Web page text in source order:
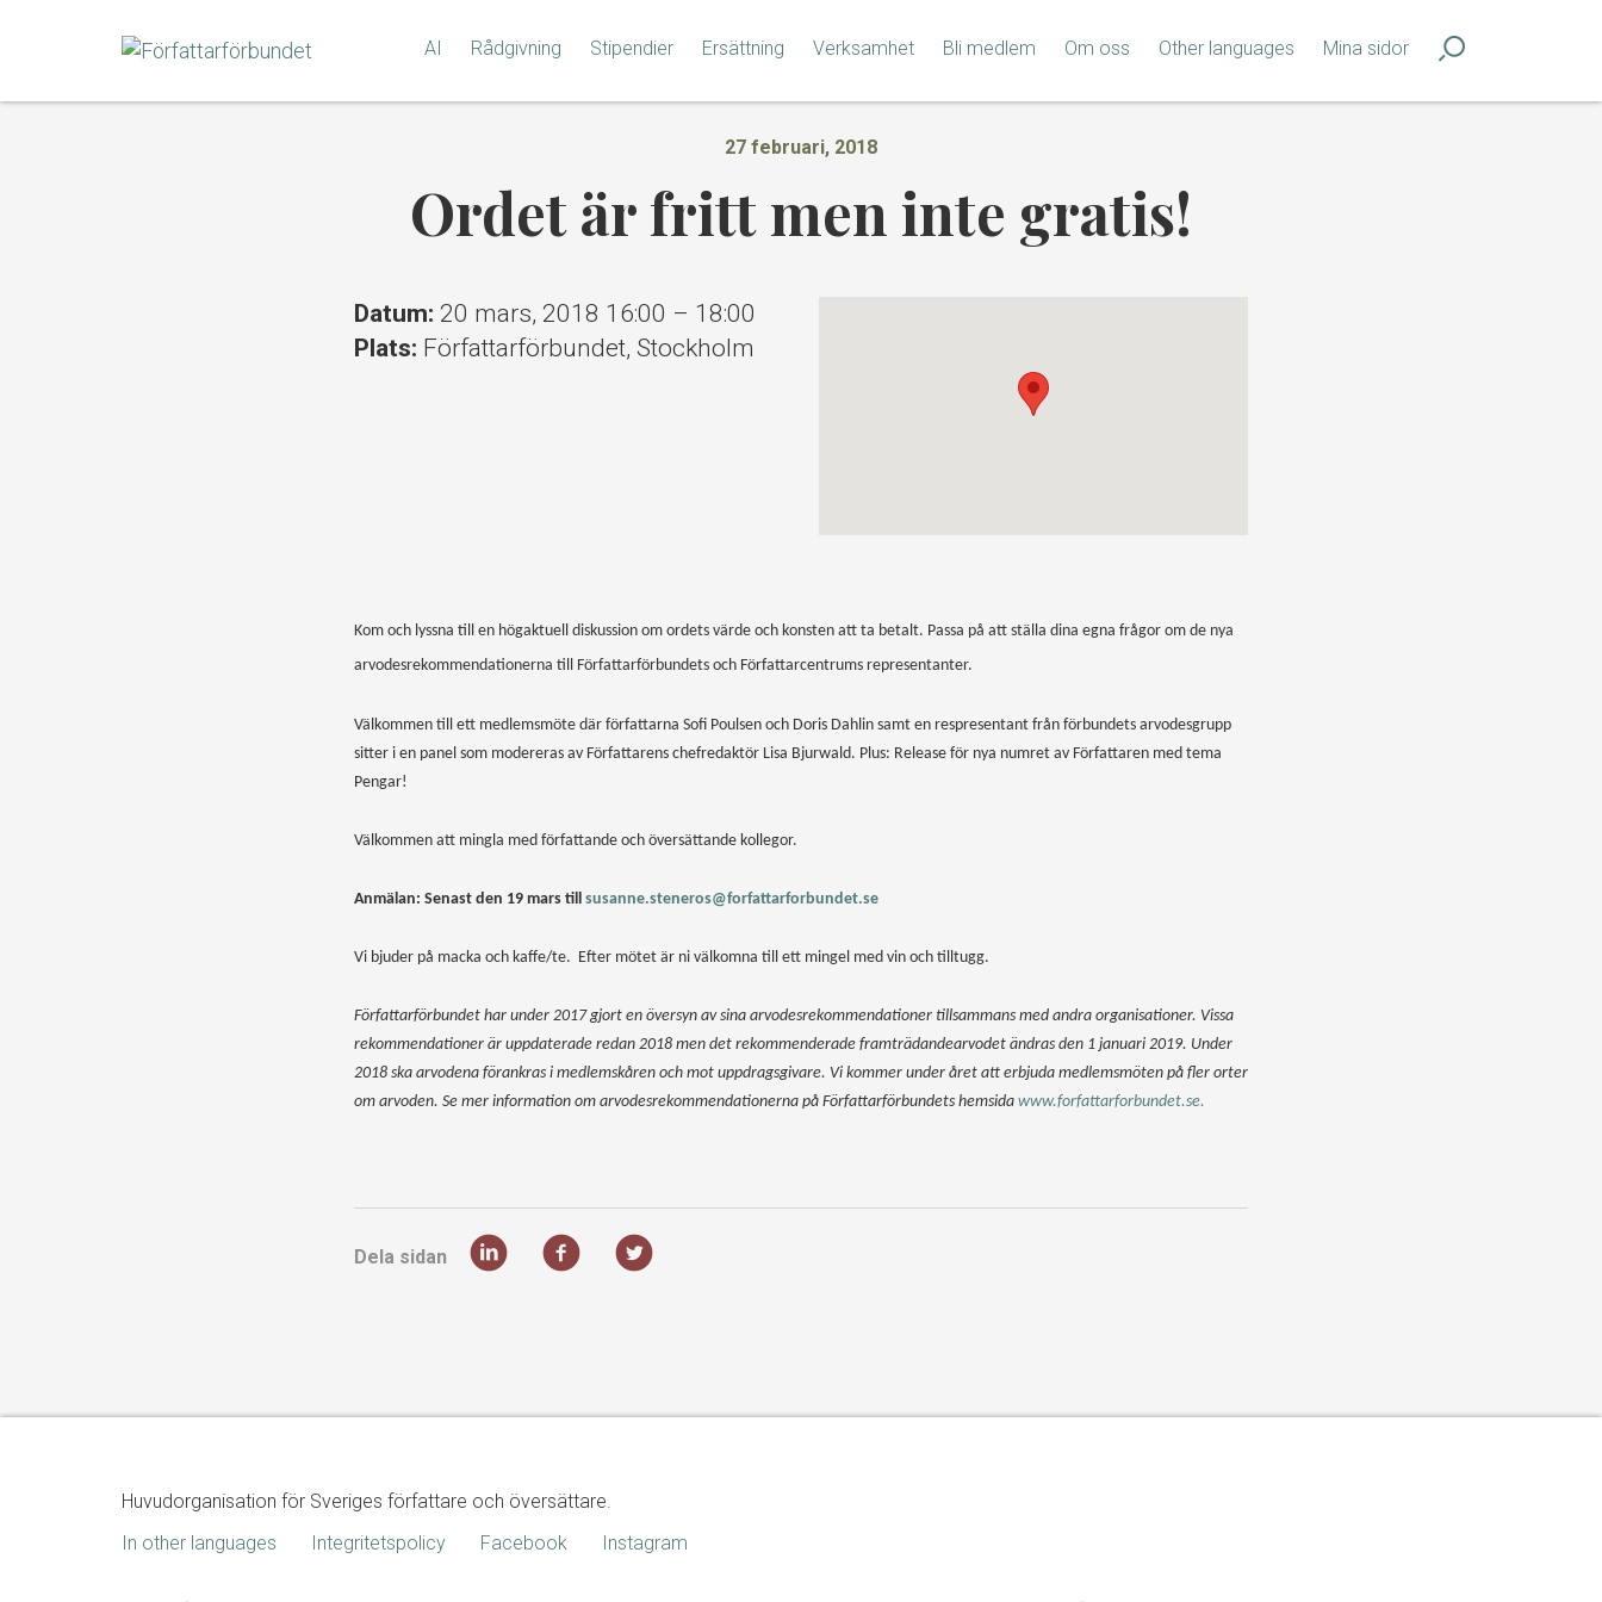
AI Rådgivning Stipendier Ersättning Verksamhet Bli medlem Om oss Other languages Mina sidor
27 februari, 2018
Ordet är fritt men inte gratis!
Datum: 20 mars, 2018 16:00 – 18:00
Plats: Författarförbundet, Stockholm
Kom och lyssna till en högaktuell diskussion om ordets värde och konsten att ta betalt. Passa på att ställa dina egna frågor om de nya
arvodesrekommendationerna till Författarförbundets och Författarcentrums representanter.
Välkommen till ett medlemsmöte där författarna Sofi Poulsen och Doris Dahlin samt en respresentant från förbundets arvodesgrupp
sitter i en panel som modereras av Författarens chefredaktör Lisa Bjurwald. Plus: Release för nya numret av Författaren med tema
Pengar!
Välkommen att mingla med författande och översättande kollegor.
Anmälan: Senast den 19 mars till susanne.steneros@forfattarforbundet.se
Vi bjuder på macka och kaffe/te. Efter mötet är ni välkomna till ett mingel med vin och tilltugg.
Författarförbundet har under 2017 gjort en översyn av sina arvodesrekommendationer tillsammans med andra organisationer. Vissa
rekommendationer är uppdaterade redan 2018 men det rekommenderade framträdandearvodet ändras den 1 januari 2019. Under
2018 ska arvodena förankras i medlemskåren och mot uppdragsgivare. Vi kommer under året att erbjuda medlemsmöten på fler orter
om arvoden. Se mer information om arvodesrekommendationerna på Författarförbundets hemsida www.forfattarforbundet.se.
Dela sidan
Huvudorganisation för Sveriges författare och översättare.
In other languages
Integritetspolicy Facebook Instagram